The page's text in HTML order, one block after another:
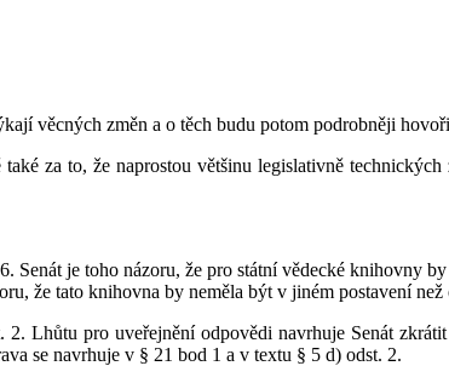
věcných změn a o těch budu potom podrobněji
za to, že naprostou většinu legislativně
Senát je toho názoru, že pro státní vědecké knihovny
že tato knihovna by neměla být v jiném postavení
Lhůtu pro uveřejnění odpovědi navrhuje Senát
se navrhuje v § 21 bod 1 a v textu § 5 d) odst. 2.